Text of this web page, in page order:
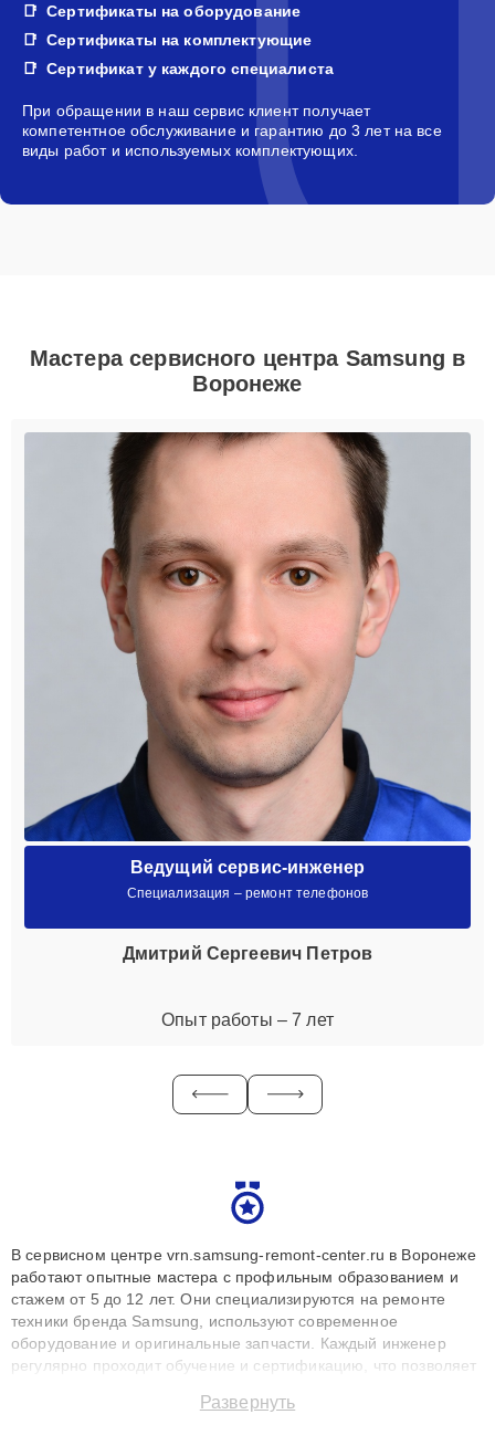
Сертификаты на оборудование
Сертификаты на комплектующие
Сертификат у каждого специалиста
При обращении в наш сервис клиент получает
компетентное обслуживание и гарантию до 3 лет на все
виды работ и используемых комплектующих.
Мастера сервисного центра Samsung в
Воронеже
Ведущий сервис-инженер
Специализация – ремонт телефонов
Дмитрий Сергеевич Петров
Опыт работы – 7 лет
В сервисном центре vrn.samsung-remont-center.ru в Воронеже
работают опытные мастера с профильным образованием и
стажем от 5 до 12 лет. Они специализируются на ремонте
техники бренда Samsung, используют современное
оборудование и оригинальные запчасти. Каждый инженер
регулярно проходит обучение и сертификацию, что позволяет
технику с сохранением гарантии до 3 лет. Наши мастера
Развернуть